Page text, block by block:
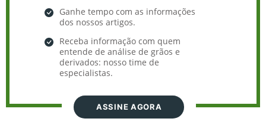
Ganhe tempo com as informações
dos nossos artigos.
Receba informação com quem
entende de análise de grãos e
derivados: nosso time de
especialistas.
ASSINE AGORA